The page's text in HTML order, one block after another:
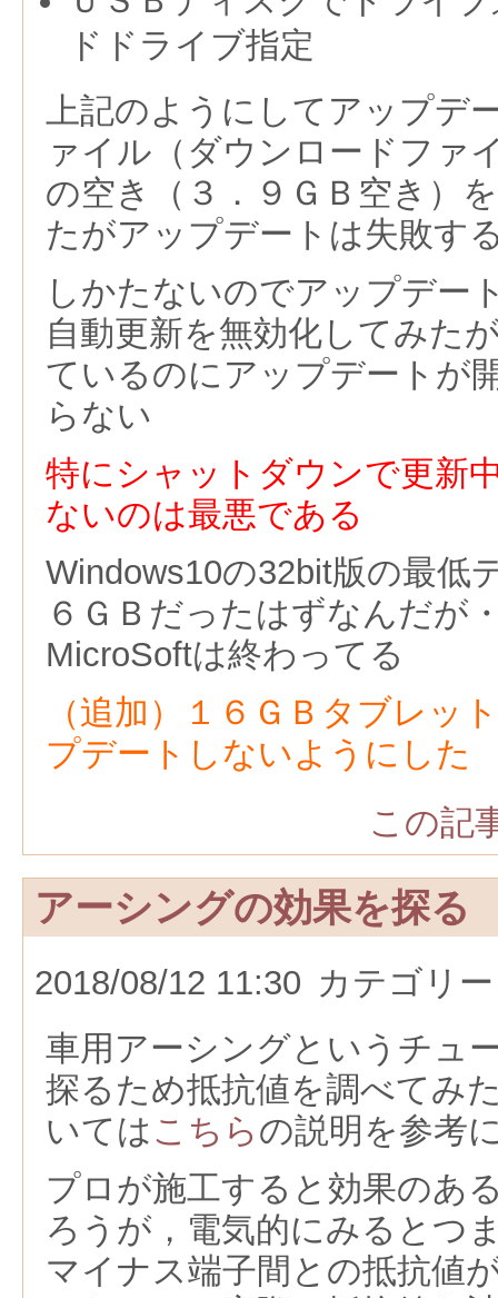
ドドライブ指定
上記のようにしてアップデ
ァイル（ダウンロードファ
の空き（３．９ＧＢ空き）
たがアップデートは失敗す
しかたないのでアップデー
自動更新を無効化してみた
ているのにアップデートが
らない
特にシャットダウンで更新
ないのは最悪である
Windows10の32bit版の最低
６ＧＢだったはずなんだが
MicroSoftは終わってる
（追加）１６ＧＢタブレッ
プデートしないようにした
この記
アーシングの効果を探る
2018/08/12 11:30 カテゴリ
車用アーシングというチュ
探るため抵抗値を調べてみ
いてはこちら の説明を参考
プロが施工すると効果のあ
ろうが，電気的にみるとつ
マイナス端子間との抵抗値